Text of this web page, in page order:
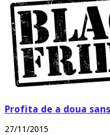
Profita de a doua
27/11/2015